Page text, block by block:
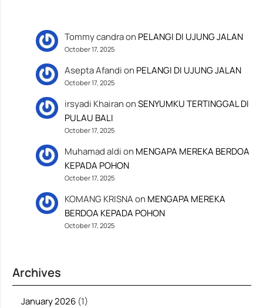
Tommy candraon PELANGI DI UJUNG JALAN
October 17, 2025
Asepta Afandion PELANGI DI UJUNG JALAN
October 17, 2025
irsyadi KhairanonSENYUMKU TERTINGGAL DI
PULAU BALI
October 17, 2025
Muhamad aldion MENGAPA MEREKA BERDOA
KEPADA POHON
October 17, 2025
KOMANG KRISNAon MENGAPA MEREKA
BERDOA KEPADA POHON
October 17, 2025
Archives
January 2026 (1)